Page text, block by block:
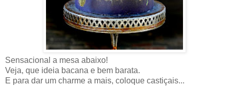
Sensacional a mesa abaixo!
Veja, que ideia bacana e bem barata.
E para dar um charme a mais, coloque castiçais...